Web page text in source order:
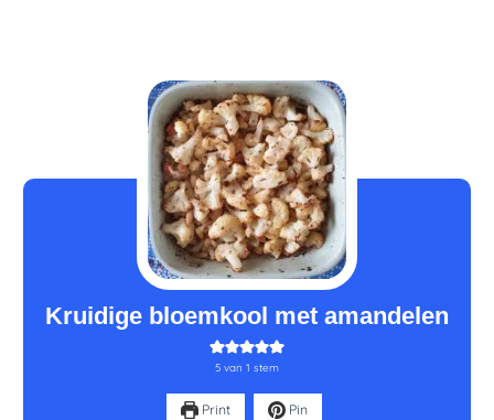
Kruidige bloemkool met amandelen
5 van 1 stem
Print Pin
minuten